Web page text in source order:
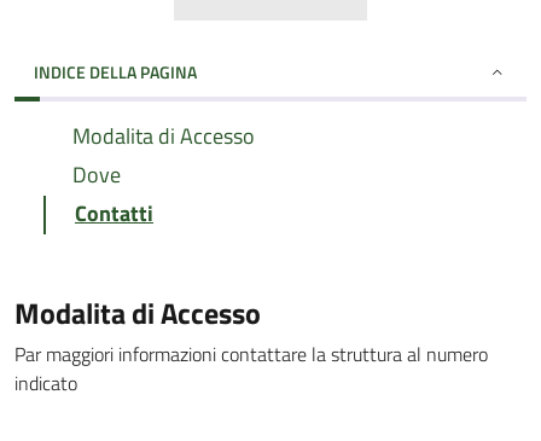
INDICE DELLA PAGINA
Modalita di Accesso
Dove
Contatti
Modalita di Accesso
Par maggiori informazioni contattare la struttura al numero
indicato